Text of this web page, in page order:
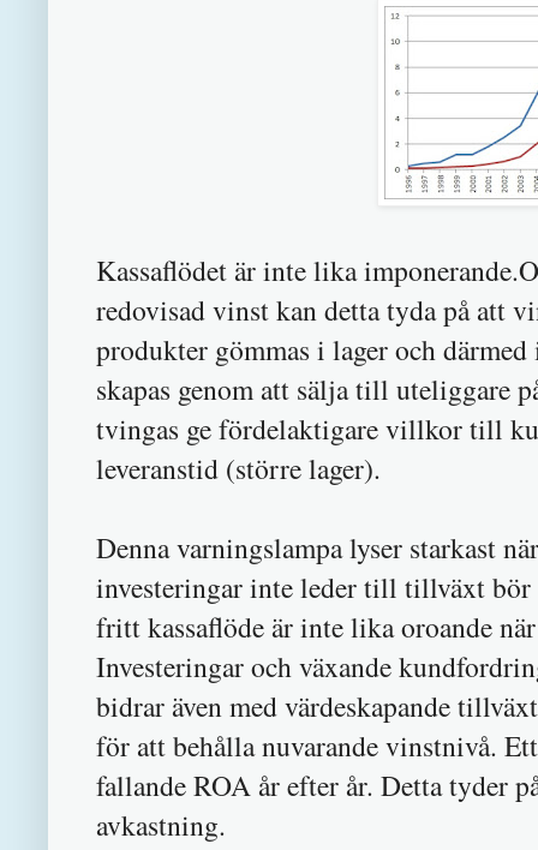
Kassaflödet är inte lika
redovisad vinst kan detta tyda på att
produkter gömmas i lager och
skapas genom att sälja till uteliggare
tvingas ge fördelaktigare villkor till
leveranstid (större lager).
Denna varningslampa lyser starkast
investeringar inte leder till tillväxt bör
fritt kassaflöde är inte lika oroande
Investeringar och växande
bidrar även med värdeskapande
för att behålla nuvarande vinstnivå.
fallande ROA år efter år. Detta tyder
avkastning.